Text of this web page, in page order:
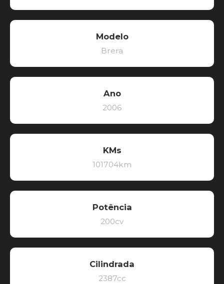
Modelo
Brera
Ano
2006
KMs
101704km
Potência
200cv
Cilindrada
2387cc